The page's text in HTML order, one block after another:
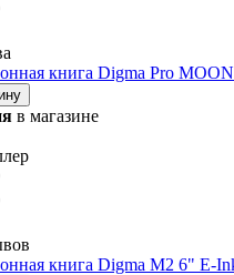
книга Digma Pro
в магазине
книга Digma M2 6" E-